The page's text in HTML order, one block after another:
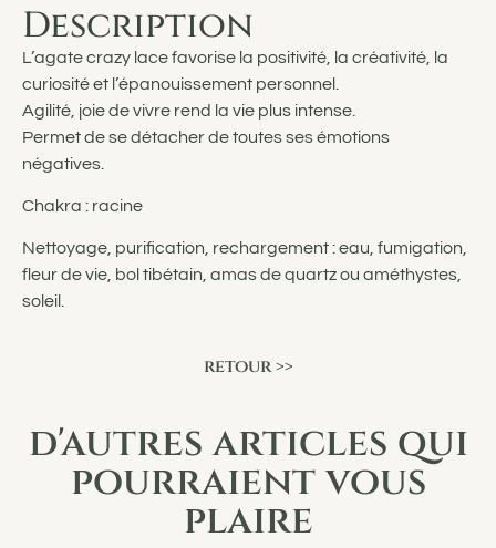
Description
L’agate crazy lace favorise la positivité, la créativité, la
curiosité et l’épanouissement personnel.
Agilité, joie de vivre rend la vie plus intense.
Permet de se détacher de toutes ses émotions
négatives.
Chakra : racine
Nettoyage, purification, rechargement : eau, fumigation,
fleur de vie, bol tibétain, amas de quartz ou améthystes,
soleil.
retour >>
d'autres articles qui
pourraient vous
plaire